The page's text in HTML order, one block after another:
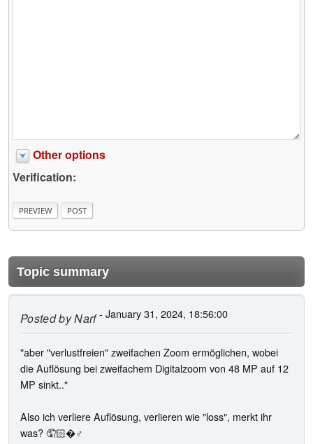
Other options
Verification:
Topic summary
Posted byNarf- January 31, 2024, 18:56:00
"aber "verlustfreien" zweifachen Zoom ermöglichen, wobei
die Auflösung bei zweifachem Digitalzoom von 48 MP auf 12
MP sinkt.."
Also ich verliere Auflösung, verlieren wie "loss", merkt ihr
was? 🤦🏻�♂️